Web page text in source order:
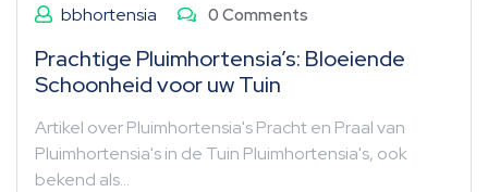
bbhortensia 0 Comments
Prachtige Pluimhortensia’s: Bloeiende
Schoonheid voor uw Tuin
Artikel over Pluimhortensia's Pracht en Praal van
Pluimhortensia's in de Tuin Pluimhortensia's, ook
bekend als…